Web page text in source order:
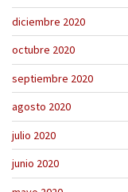
diciembre 2020
octubre 2020
septiembre 2020
agosto 2020
julio 2020
junio 2020